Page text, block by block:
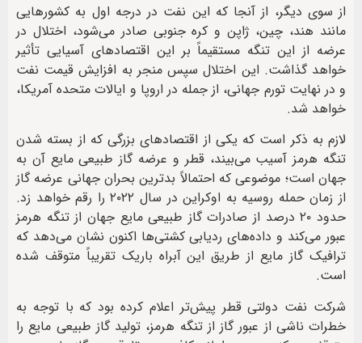
از سوی دیگر، از آنجا که این نفت در درجه اول به کشورهایی
مانند هند، چین، ژاپن و کره جنوبی صادر می‌شود، اختلال در
عرضه از این تنگه مستقیماً بر این اقتصادهای آسیایی تأثیر
خواهد گذاشت. این اختلال سپس منجر به افزایش قیمت نفت
و در نهایت تورم جهانی، از جمله در اروپا و ایالات متحده آمریکا،
خواهد شد.
لازم به ذکر است که یکی از اقتصادهای بزرگی که از بسته شدن
تنگه هرمز آسیب می‌بیند، قطر و عرضه گاز طبیعی مایع آن به
جهان است؛ موضوعی که احتمالاً بدترین بحران جهانی عرضه گاز
از زمان حمله روسیه به اوکراین در سال ۲۰۲۲ را رقم خواهد زد.
حدود ۲۰ درصد از صادرات گاز طبیعی مایع جهان از تنگه هرمز
عبور می‌کند و داده‌های ردیابی کشتی‌ها اکنون نشان می‌دهد که
ترافیک گاز مایع از طریق این آبراه باریک تقریباً متوقف شده
است.
شرکت نفت دولتی قطر پیش‌تر اعلام کرده بود که با توجه به
خطرات ناشی از عبور گاز از تنگه هرمز، تولید گاز طبیعی مایع را